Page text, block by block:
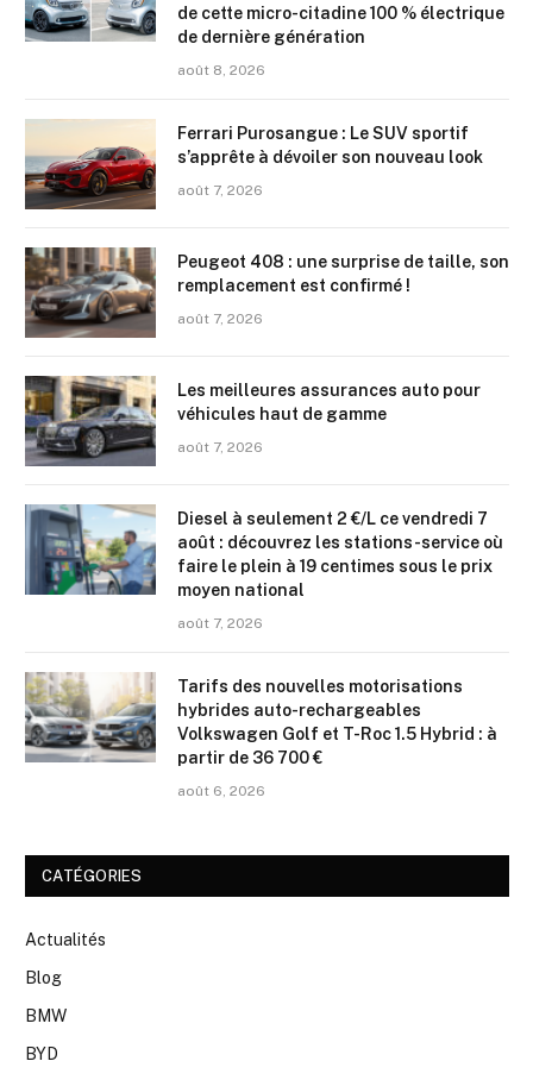
de cette micro-citadine 100 % électrique
de dernière génération
août 8, 2026
Ferrari Purosangue : Le SUV sportif
s’apprête à dévoiler son nouveau look
août 7, 2026
Peugeot 408 : une surprise de taille, son
remplacement est confirmé !
août 7, 2026
Les meilleures assurances auto pour
véhicules haut de gamme
août 7, 2026
Diesel à seulement 2 €/L ce vendredi 7
août : découvrez les stations-service où
faire le plein à 19 centimes sous le prix
moyen national
août 7, 2026
Tarifs des nouvelles motorisations
hybrides auto-rechargeables
Volkswagen Golf et T-Roc 1.5 Hybrid : à
partir de 36 700 €
août 6, 2026
CATÉGORIES
Actualités
Blog
BMW
BYD